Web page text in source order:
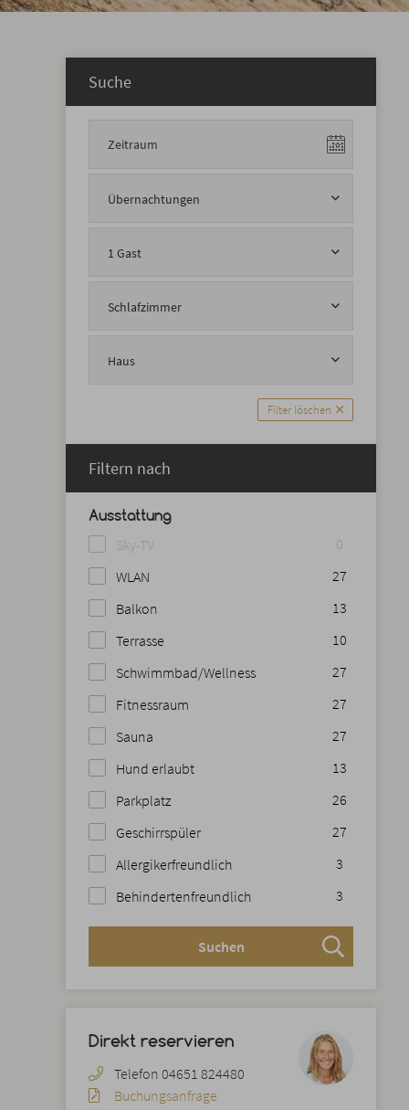
Suche
Übernachtungen
1 Gast
Schlafzimmer
Haus
Filter löschen
Filtern nach
Ausstattung
Sky-TV
0
WLAN
27
Balkon
13
Terrasse
10
Schwimmbad/Wellness
27
Fitnessraum
27
Sauna
27
Hund erlaubt
13
Parkplatz
26
Geschirrspüler
27
Allergikerfreundlich
3
Behindertenfreundlich
3
Direkt reservieren
Telefon 04651 824480
Buchungsanfrage